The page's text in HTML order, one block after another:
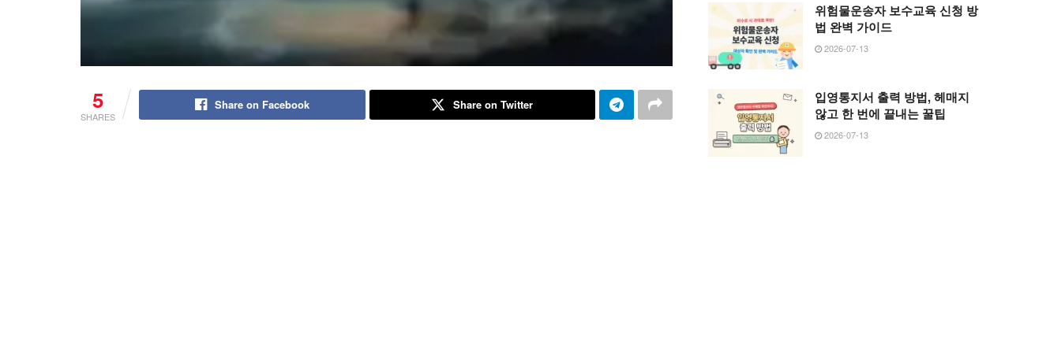
5
SHARES
Share on Facebook Share on Twitter
위험물운송자 보수교육 신청 방
법 완벽 가이드
2026-07-13
입영통지서 출력 방법, 헤매지
않고 한 번에 끝내는 꿀팁
2026-07-13